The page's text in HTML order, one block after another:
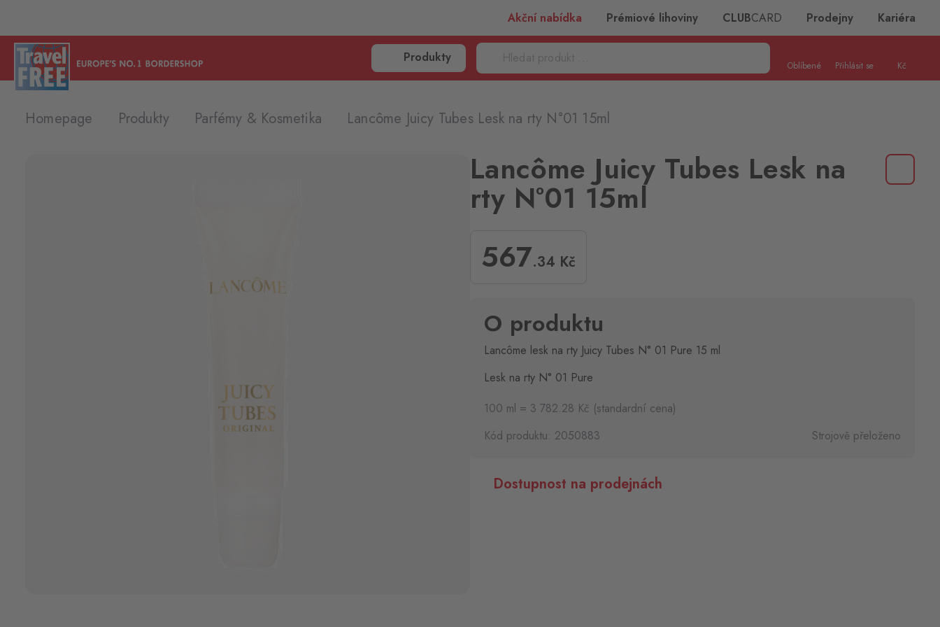
Akční nabídka Prémiové lihoviny CLUBCARD Prodejny Kariéra
Produkty
Oblíbené Přihlásit se Kč
Homepage Produkty Parfémy & Kosmetika Lancôme Juicy Tubes Lesk na rty N°01 15ml
Lancôme Juicy Tubes Lesk na
rty N°01 15ml
567.34 Kč
O produktu
Lancôme lesk na rty Juicy Tubes N° 01 Pure 15 ml
Lesk na rty N° 01 Pure
100 ml = 3 782.28 Kč (standardní cena)
Kód produktu: 2050883
Strojově přeloženo
Dostupnost na prodejnách